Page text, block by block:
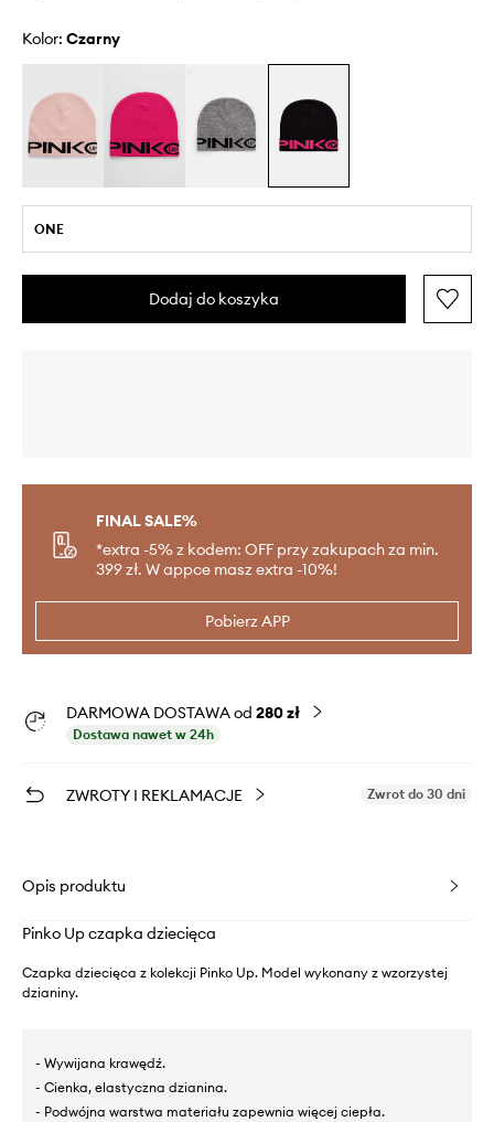
Kolor: czarny
ONE
Dodaj do koszyka
FINAL SALE%
*extra -5% z kodem: OFF przy zakupach za min.
399 zł. W appce masz extra -10%!
Pobierz APP
DARMOWA DOSTAWA od 280 zł
Dostawa nawet w 24h
ZWROTY I REKLAMACJE Zwrot do 30 dni
Opis produktu
Pinko Up czapka dziecięca
Czapka dziecięca z kolekcji Pinko Up. Model wykonany z wzorzystej
dzianiny.
- Wywijana krawędź.
- Cienka, elastyczna dzianina.
- Podwójna warstwa materiału zapewnia więcej ciepła.